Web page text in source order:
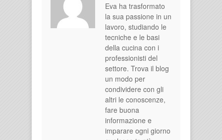
Eva ha trasformato
la sua passione in un
lavoro, studiando le
tecniche e le basi
della cucina con i
professionisti del
settore. Trova il blog
un modo per
condividere con gli
altri le conoscenze,
fare buona
informazione e
imparare ogni giorno